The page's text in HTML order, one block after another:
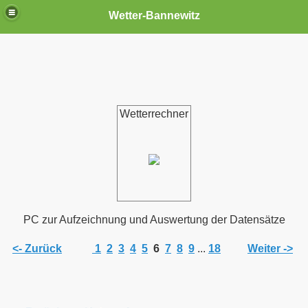
Wetter-Bannewitz
Wetterrechner
PC zur Aufzeichnung und Auswertung der Datensätze
<- Zurück 1 2 3 4 5 6 7 8 9 ... 18 Weiter ->